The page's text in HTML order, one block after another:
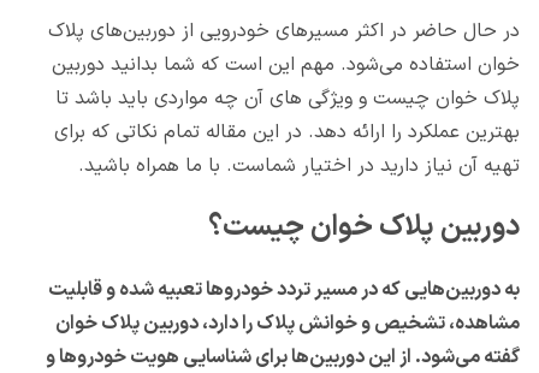
در حال حاضر در اکثر مسیرهای خودرویی از دوربین‌های پلاک
خوان استفاده می‌شود. مهم این است که شما بدانید دوربین
پلاک خوان چیست و ویژگی های آن چه مواردی باید باشد تا
بهترین عملکرد را ارائه دهد. در این مقاله تمام نکاتی که برای
تهیه آن نیاز دارید در اختیار شماست. با ما همراه باشید.
دوربین پلاک خوان چیست؟
به دوربین‌هایی که در مسیر تردد خودروها تعبیه شده و قابلیت
مشاهده، تشخیص و خوانش پلاک را دارد، دوربین پلاک خوان
گفته می‌شود. از این دوربین‌ها برای شناسایی هویت خودروها و